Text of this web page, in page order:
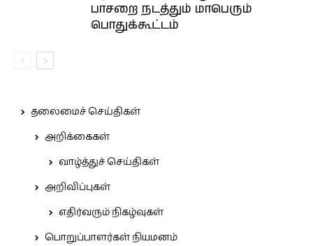
பாசறை நடத்தும் மாபெரும்
பொதுக்கூட்டம்
தலைமைச் செய்திகள்
அறிக்கைகள்
வாழ்த்துச் செய்திகள்
அறிவிப்புகள்
எதிர்வரும் நிகழ்வுகள்
பொறுப்பாளர்கள் நியமனம்